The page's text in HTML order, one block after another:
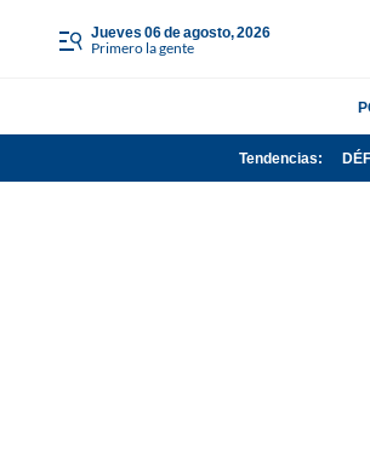
jueves 06 de agosto, 2026
Primero la gente
Tendencias: